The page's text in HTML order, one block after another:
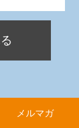
メルマガ